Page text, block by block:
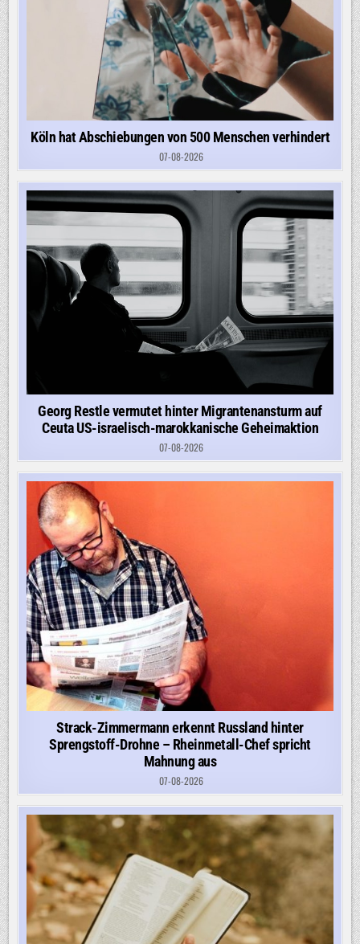
Köln hat Abschiebungen von 500 Menschen verhindert
07-08-2026
Georg Restle vermutet hinter Migrantenansturm auf
Ceuta US-israelisch-marokkanische Geheimaktion
07-08-2026
Strack-Zimmermann erkennt Russland hinter
Sprengstoff-Drohne – Rheinmetall-Chef spricht
Mahnung aus
07-08-2026